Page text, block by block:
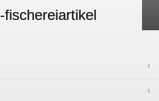
-fischereiartikel